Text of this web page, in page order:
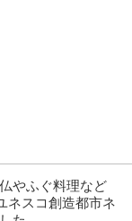
やふぐ料理など
ネスコ創造都市ネ